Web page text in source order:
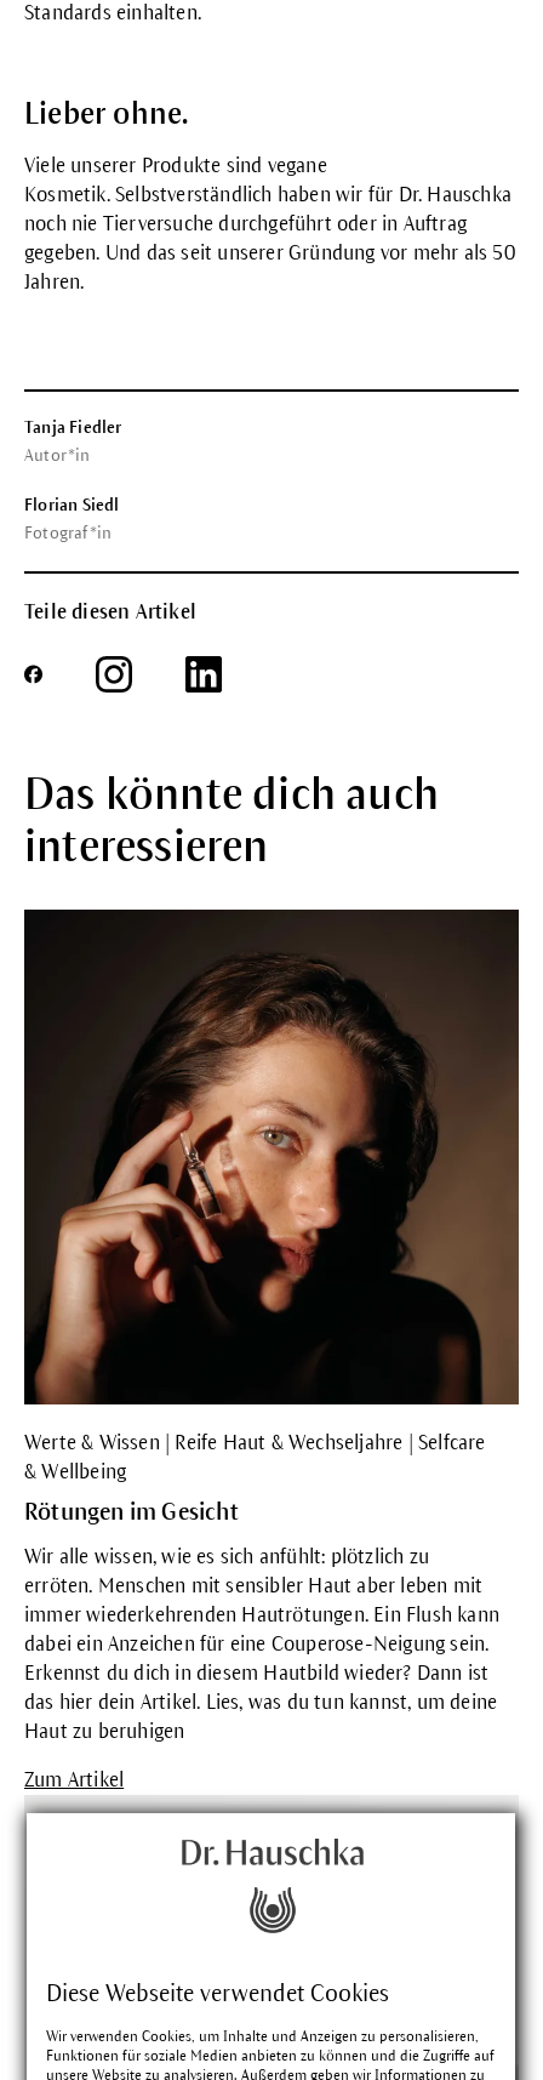
Diese Webseite verwendet Cookies
Wir verwenden Cookies, um Inhalte und Anzeigen zu personalisieren,
Funktionen für soziale Medien anbieten zu können und die Zugriffe auf
unsere Website zu analysieren. Außerdem geben wir Informationen zu
Standards einhalten.
Lieber ohne.
Viele unserer Produkte sind vegane
Kosmetik. Selbstverständlich haben wir für Dr. Hauschka
noch nie Tierversuche durchgeführt oder in Auftrag
gegeben. Und das seit unserer Gründung vor mehr als 50
Jahren.
Tanja Fiedler
Autor*in
Florian Siedl
Fotograf*in
Teile diesen Artikel
Das könnte dich auch
interessieren
Werte & Wissen | Reife Haut & Wechseljahre | Selfcare
& Wellbeing
Rötungen im Gesicht
Wir alle wissen, wie es sich anfühlt: plötzlich zu
erröten. Menschen mit sensibler Haut aber leben mit
immer wiederkehrenden Hautrötungen. Ein Flush kann
dabei ein Anzeichen für eine Couperose-Neigung sein.
Erkennst du dich in diesem Hautbild wieder? Dann ist
das hier dein Artikel. Lies, was du tun kannst, um deine
Haut zu beruhigen
Zum Artikel